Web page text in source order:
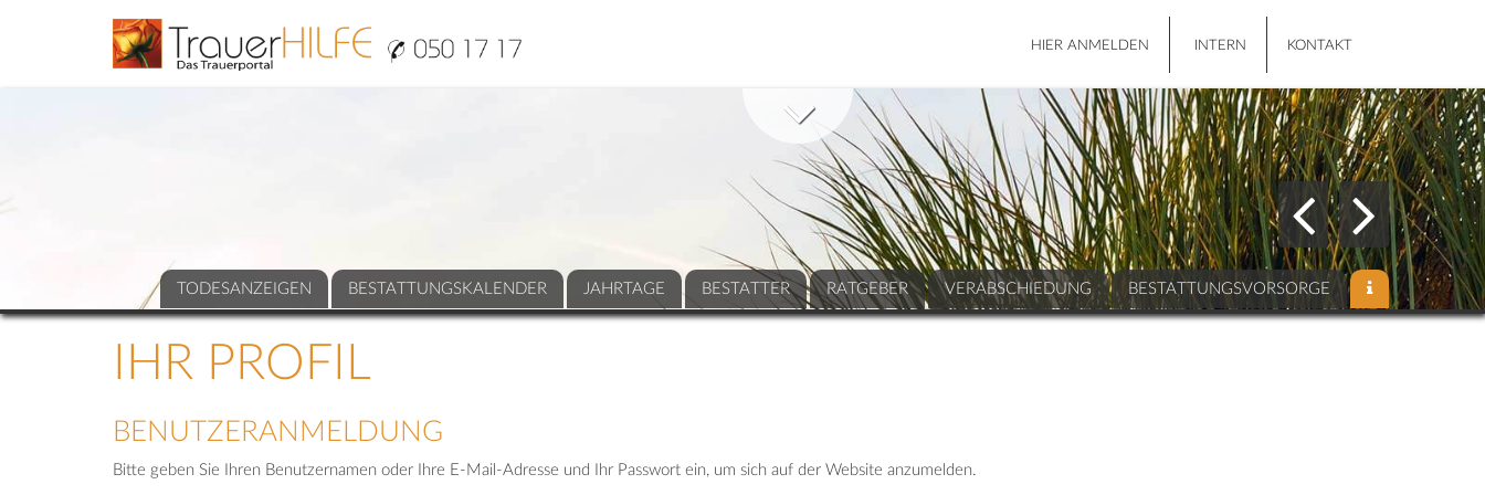
HIER ANMELDEN INTERN KONTAKT
TODESANZEIGEN BESTATTUNGSKALENDER JAHRTAGE BESTATTER RATGEBER VERABSCHIEDUNG BESTATTUNGSVORSORGE
IHR PROFIL
BENUTZERANMELDUNG
Bitte geben Sie Ihren Benutzernamen oder Ihre E-Mail-Adresse und Ihr Passwort ein, um sich auf der Website anzumelden.